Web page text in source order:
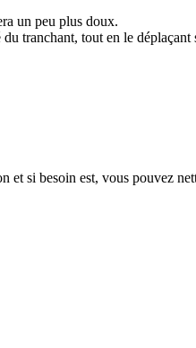
un peu plus doux.
tranchant, tout en le
si besoin est, vous pouvez